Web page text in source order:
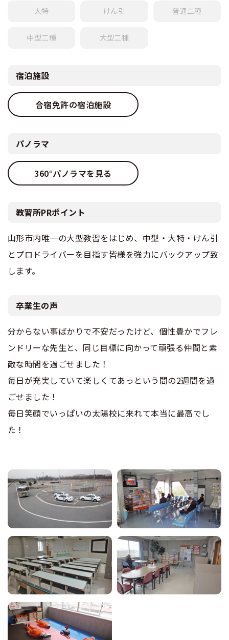
大特 けん引 普通二種
中型二種 大型二種
宿泊施設
合宿免許の宿泊施設
パノラマ
360°パノラマを見る
教習所PRポイント
山形市内唯一の大型教習をはじめ、中型・大特・けん引
とプロドライバーを目指す皆様を強力にバックアップ致
します。
卒業生の声
分からない事ばかりで不安だったけど、個性豊かでフレ
ンドリーな先生と、同じ目標に向かって頑張る仲間と素
敵な時間を過ごせました！
毎日が充実していて楽しくてあっという間の2週間を過
ごせました！
毎日笑顔でいっぱいの太陽校に来れて本当に最高でし
た！